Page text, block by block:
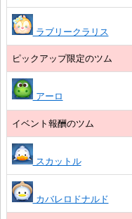
ラブリークラリス
ピックアップ限定のツム
アーロ
イベント報酬のツム
スカットル
カバレロドナルド